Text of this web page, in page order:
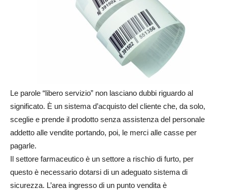
Le parole “libero servizio” non lasciano dubbi riguardo al
significato. È un sistema d’acquisto del cliente che, da solo,
sceglie e prende il prodotto senza assistenza del personale
addetto alle vendite portando, poi, le merci alle casse per
pagarle.
Il settore farmaceutico è un settore a rischio di furto, per
questo è necessario dotarsi di un adeguato sistema di
sicurezza. L’area ingresso di un punto vendita è